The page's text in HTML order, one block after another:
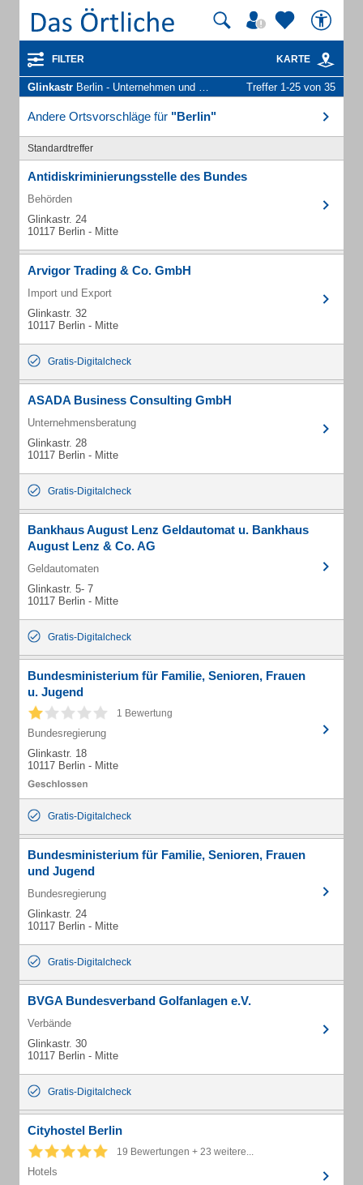
FILTER KARTE
Glinkastr Berlin - Unternehmen und Personen Treffer 1-25 von 35
Andere Ortsvorschläge für "Berlin"
Standardtreffer
Antidiskriminierungsstelle des Bundes
Behörden
Glinkastr. 24
10117 Berlin - Mitte
Arvigor Trading & Co. GmbH
Import und Export
Glinkastr. 32
10117 Berlin - Mitte
Gratis-Digitalcheck
ASADA Business Consulting GmbH
Unternehmensberatung
Glinkastr. 28
10117 Berlin - Mitte
Gratis-Digitalcheck
Bankhaus August Lenz Geldautomat u. Bankhaus
August Lenz & Co. AG
Geldautomaten
Glinkastr. 5- 7
10117 Berlin - Mitte
Gratis-Digitalcheck
Bundesministerium für Familie, Senioren, Frauen
u. Jugend
1 Bewertung
Bundesregierung
Glinkastr. 18
10117 Berlin - Mitte
Gratis-Digitalcheck
Bundesministerium für Familie, Senioren, Frauen
und Jugend
Bundesregierung
Glinkastr. 24
10117 Berlin - Mitte
Gratis-Digitalcheck
BVGA Bundesverband Golfanlagen e.V.
Verbände
Glinkastr. 30
10117 Berlin - Mitte
Gratis-Digitalcheck
Cityhostel Berlin
19 Bewertungen + 23 weitere...
Hotels